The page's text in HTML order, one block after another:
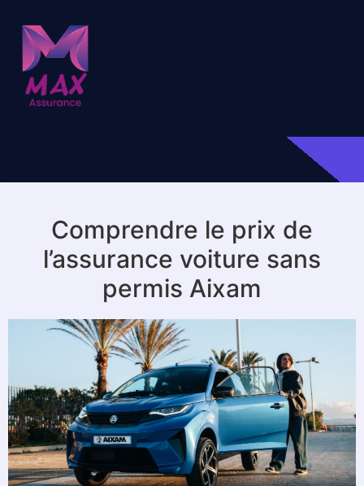
Comprendre le prix de
l’assurance voiture sans
permis Aixam